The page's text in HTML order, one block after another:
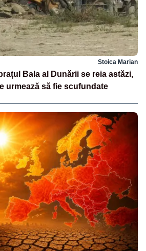
Stoica Marian
Bala al Dunării se reia astăzi,
urmează să fie scufundate